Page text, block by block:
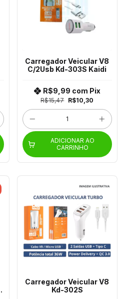
Carregador Veicular V8
C/2Usb Kd-303S Kaidi
R$15,47 R$10,30
R$9,99 com Pix
ADICIONAR AO
CARRINHO
Carregador Veicular V8
Kd-302S